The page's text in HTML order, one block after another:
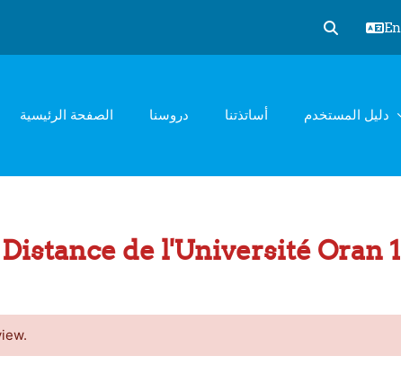
Toggle
الصفحة الرئيسية دروسنا أساتذتنا
de l'Université Oran